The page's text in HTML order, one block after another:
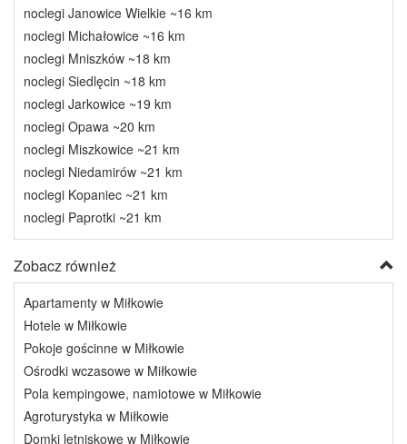
noclegi Janowice Wielkie ~16 km
noclegi Michałowice ~16 km
noclegi Mniszków ~18 km
noclegi Siedlęcin ~18 km
noclegi Jarkowice ~19 km
noclegi Opawa ~20 km
noclegi Miszkowice ~21 km
noclegi Niedamirów ~21 km
noclegi Kopaniec ~21 km
noclegi Paprotki ~21 km
Zobacz również
Apartamenty w Miłkowie
Hotele w Miłkowie
Pokoje gościnne w Miłkowie
Ośrodki wczasowe w Miłkowie
Pola kempingowe, namiotowe w Miłkowie
Agroturystyka w Miłkowie
Domki letniskowe w Miłkowie